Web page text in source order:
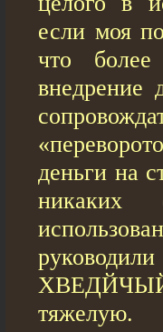
если моя
что
внедрение
деньги на
тяжелую.